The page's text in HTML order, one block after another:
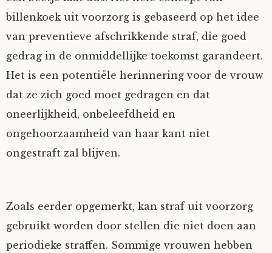
billenkoek uit voorzorg is gebaseerd op het idee
van preventieve afschrikkende straf, die goed
gedrag in de onmiddellijke toekomst garandeert.
Het is een potentiële herinnering voor de vrouw
dat ze zich goed moet gedragen en dat
oneerlijkheid, onbeleefdheid en
ongehoorzaamheid van haar kant niet
ongestraft zal blijven.
Zoals eerder opgemerkt, kan straf uit voorzorg
gebruikt worden door stellen die niet doen aan
periodieke straffen. Sommige vrouwen hebben